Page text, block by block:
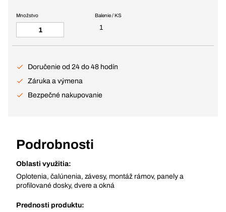
Balenie / KS
1
Množstvo
Doručenie od 24 do 48 hodín
Záruka a výmena
Bezpečné nakupovanie
Podrobnosti
Oblasti využitia:
Oplotenia, čalúnenia, závesy, montáž rámov, panely a
profilované dosky, dvere a okná
Prednosti produktu: